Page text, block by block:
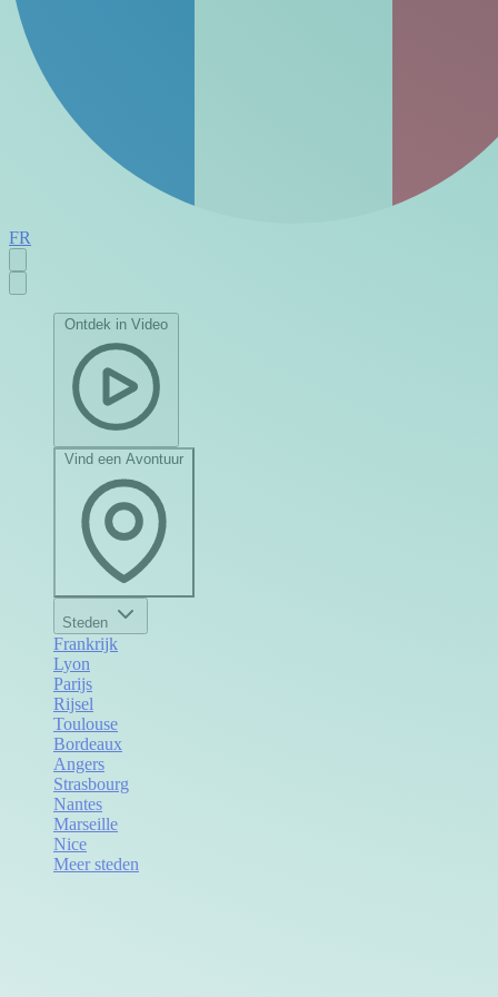
FR
Ontdek in Video
Vind een Avontuur
Steden
Frankrijk
Lyon
Parijs
Rijsel
Toulouse
Bordeaux
Angers
Strasbourg
Nantes
Marseille
Nice
Meer steden